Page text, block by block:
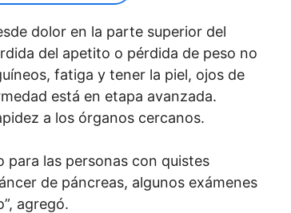
dolor en la parte superior del
del apetito o pérdida de peso no
fatiga y tener la piel, ojos de
está en etapa avanzada.
a los órganos cercanos.
para las personas con quistes
de páncreas, algunos exámenes
agregó.